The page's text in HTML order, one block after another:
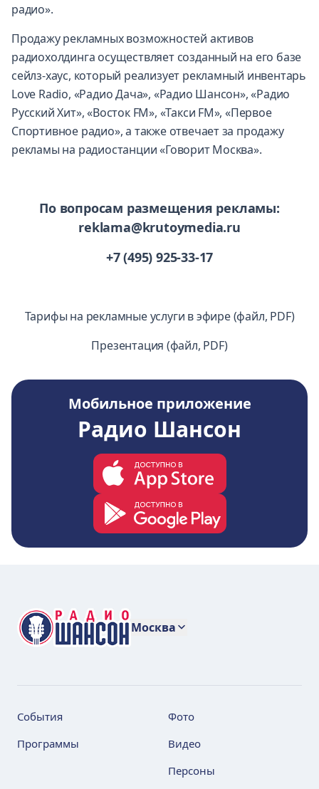
радио».
Продажу рекламных возможностей активов
радиохолдинга осуществляет созданный на его базе
сейлз-хаус, который реализует рекламный инвентарь
Love Radio, «Радио Дача», «Радио Шансон», «Радио
Русский Хит», «Восток FM», «Такси FM», «Первое
Спортивное радио», а также отвечает за продажу
рекламы на радиостанции «Говорит Москва».
По вопросам размещения рекламы:
reklama@krutoymedia.ru
+7 (495) 925-33-17
Тарифы на рекламные услуги в эфире (файл, PDF)
Презентация (файл, PDF)
Мобильное приложение
Радио Шансон
Москва
События
Программы
Фото
Видео
Персоны